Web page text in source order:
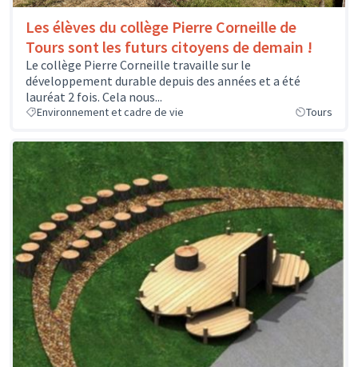
Les élèves du collège Pierre Corneille de
Tours sont les futurs citoyens de demain !
Le collège Pierre Corneille travaille sur le
développement durable depuis des années et a été
lauréat 2 fois. Cela nous...
Environnement et cadre de vie Tours